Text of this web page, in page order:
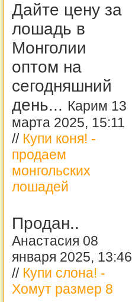
Дайте цену за
лошадь в
Монголии
оптом на
сегодняшний
день... Карим 13
марта 2025, 15:11
// Купи коня! -
продаем
монгольских
лошадей
Продан..
Анастасия 08
января 2025, 13:46
// Купи слона! -
Хомут размер 8